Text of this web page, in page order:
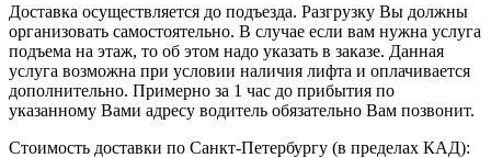
Доставка осуществляется до подъезда. Разгрузку Вы должны
организовать самостоятельно. В случае если вам нужна услуга
подъема на этаж, то об этом надо указать в заказе. Данная
услуга возможна при условии наличия лифта и оплачивается
дополнительно. Примерно за 1 час до прибытия по
указанному Вами адресу водитель обязательно Вам позвонит.
Стоимость доставки по Санкт-Петербургу (в пределах КАД):